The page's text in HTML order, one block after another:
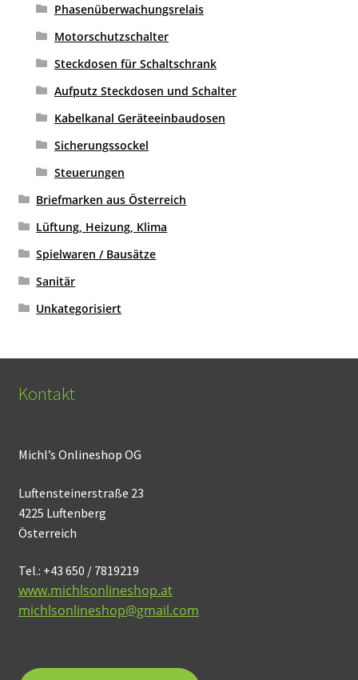
Phasenüberwachungsrelais
Motorschutzschalter
Steckdosen für Schaltschrank
Aufputz Steckdosen und Schalter
Kabelkanal Geräteeinbaudosen
Sicherungssockel
Steuerungen
Briefmarken aus Österreich
Lüftung, Heizung, Klima
Spielwaren / Bausätze
Sanitär
Unkategorisiert
Kontakt
Michl’s Onlineshop OG
Luftensteinerstraße 23
4225 Luftenberg
Österreich
Tel.: +43 650 / 7819219
www.michlsonlineshop.at
michlsonlineshop@gmail.com